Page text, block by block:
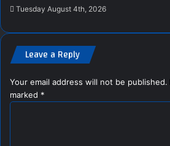
Tuesday August 4th, 2026
Leave a Reply
Your email address will not be published.
marked *